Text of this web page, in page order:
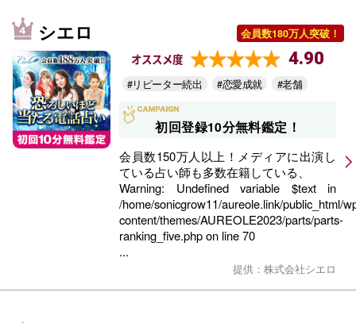
シエロ 会員数180万人突破！
オススメ度 4.90
#リピーター続出 #恋愛成就 #老舗
初回登録10分無料鑑定！
会員数150万人以上！メディアに出演し
ている占い師も多数在籍している、
Warning: Undefined variable $text in
/home/sonicgrow11/aureole.link/public_html/
content/themes/AUREOLE2023/parts/parts-
ranking_five.phpon line70
...
提供：株式会社シエロ